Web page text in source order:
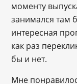
моменту
занимался там
интересная
как раз
бы и нет.
Мне